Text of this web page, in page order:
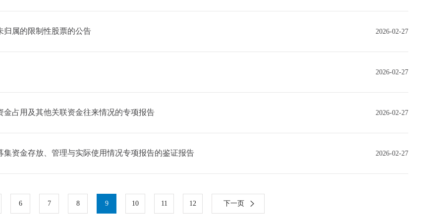
归属的限制性股票的公告 2026-02-27
2026-02-27
占用及其他关联资金往来情况的专项报告 2026-02-27
资金存放、管理与实际使用情况专项报告的鉴证报告 2026-02-27
6 7 8 9 10 11 12 下一页